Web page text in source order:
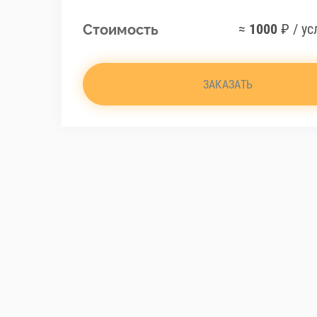
Стоимость ≈ 1000 ₽ /
ЗАКАЗАТЬ